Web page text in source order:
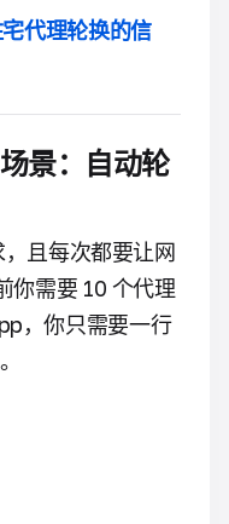
代理轮换的信
景：自动轮
且每次都要让网
你需要 10 个代理
，你只需要一行